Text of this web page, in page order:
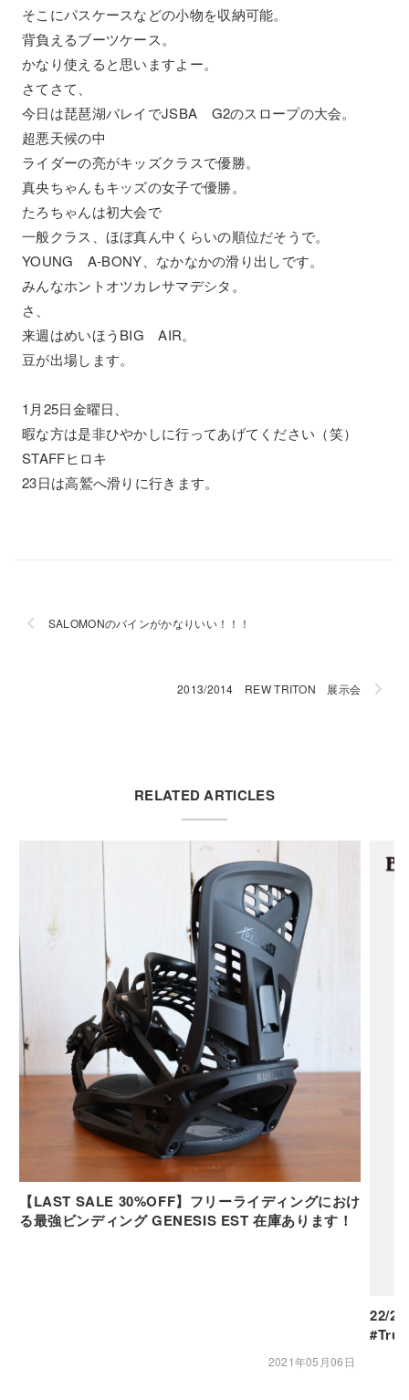
そこにパスケースなどの小物を収納可能。
背負えるブーツケース。
かなり使えると思いますよー。
さてさて、
今日は琵琶湖バレイでJSBA G2のスロープの大会。
超悪天候の中
ライダーの亮がキッズクラスで優勝。
真央ちゃんもキッズの女子で優勝。
たろちゃんは初大会で
一般クラス、ほぼ真ん中くらいの順位だそうで。
YOUNG A-BONY、なかなかの滑り出しです。
みんなホントオツカレサマデシタ。
さ、
来週はめいほうBIG AIR。
豆が出場します。
1月25日金曜日、
暇な方は是非ひやかしに行ってあげてください（笑）
STAFFヒロキ
23日は高鷲へ滑りに行きます。
SALOMONのバインがかなりいい！！！
2013/2014 REW TRITON 展示会
RELATED ARTICLES
【LAST SALE 30%OFF】フリーライディングにおけ
る最強ビンディング GENESIS EST 在庫あります！
2021年05月06日
22/